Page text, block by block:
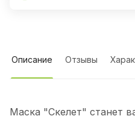
Описание Отзывы
Маска "Скелет" станет